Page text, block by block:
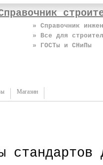
» Справочник
» Все для
» ГОСТы и СНиПы
Магазин
стандартов